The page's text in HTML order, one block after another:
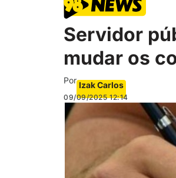
Servidor
mudar os
Por Izak Carlos
09/09/2025 12:14